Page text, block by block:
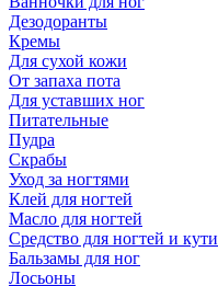
Дезодоранты
Кремы
Для сухой кожи
От запаха пота
Для уставших ног
Питательные
Пудра
Скрабы
Уход за ногтями
Клей для ногтей
Масло для ногтей
Средство для ногтей и
Бальзамы для ног
Лосьоны